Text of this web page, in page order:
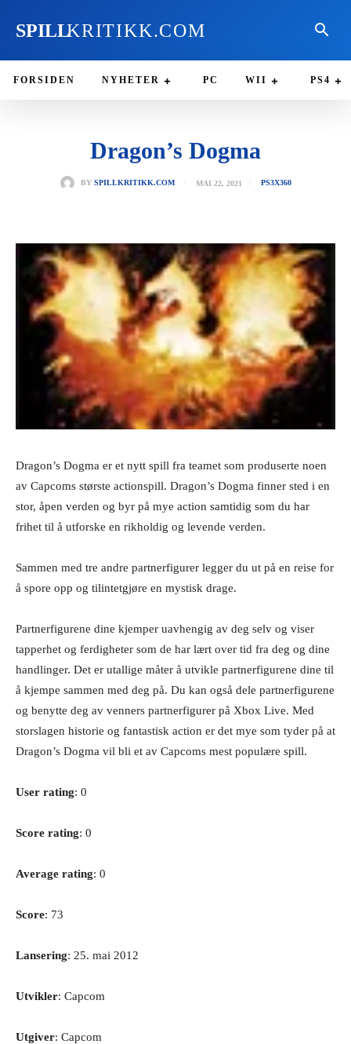
SPILLKRITIKK.COM
FORSIDEN NYHETER PC WII PS4
Dragon’s Dogma
BY SPILLKRITIKK.COM MAI 22, 2021 PS3X360
Dragon’s Dogma er et nytt spill fra teamet som produserte noen
av Capcoms største actionspill. Dragon’s Dogma finner sted i en
stor, åpen verden og byr på mye action samtidig som du har
frihet til å utforske en rikholdig og levende verden.
Sammen med tre andre partnerfigurer legger du ut på en reise for
å spore opp og tilintetgjøre en mystisk drage.
Partnerfigurene dine kjemper uavhengig av deg selv og viser
tapperhet og ferdigheter som de har lært over tid fra deg og dine
handlinger. Det er utallige måter å utvikle partnerfigurene dine til
å kjempe sammen med deg på. Du kan også dele partnerfigurene
og benytte deg av venners partnerfigurer på Xbox Live. Med
storslagen historie og fantastisk action er det mye som tyder på at
Dragon’s Dogma vil bli et av Capcoms mest populære spill.
User rating: 0
Score rating: 0
Average rating: 0
Score: 73
Lansering: 25. mai 2012
Utvikler: Capcom
Utgiver: Capcom